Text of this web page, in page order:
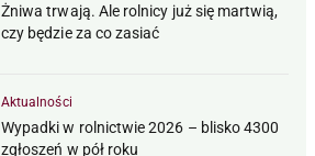
Żniwa trwają. Ale rolnicy już się martwią,
czy będzie za co zasiać
Aktualności
Wypadki w rolnictwie 2026 – blisko 4300
zgłoszeń w pół roku